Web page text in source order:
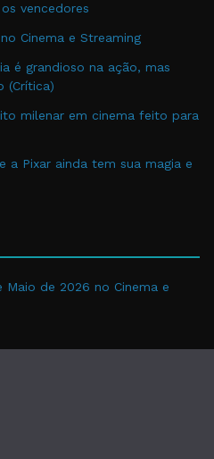
vencedores
Cinema e Streaming
é grandioso na ação, mas
(Crítica)
milenar em cinema feito para
a Pixar ainda tem sua magia e
Maio de 2026 no Cinema e